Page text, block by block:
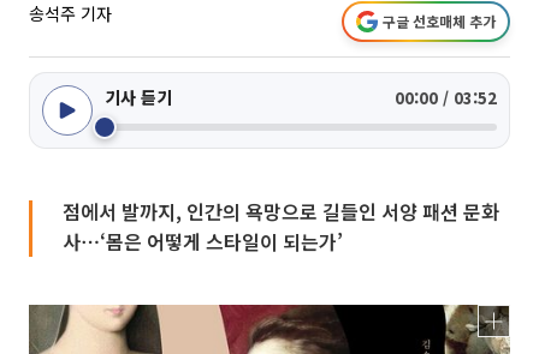
송석주 기자 구글 선호매체 추가
기사 듣기 00:00 / 03:52
점에서 발까지, 인간의 욕망으로 길들인 서양 패션 문화
사⋯‘몸은 어떻게 스타일이 되는가’